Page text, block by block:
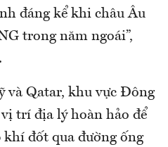
đáng kể khi châu Âu
trong năm ngoái”,
và Qatar, khu vực Đông
trí địa lý hoàn hảo để
khí đốt qua đường ống